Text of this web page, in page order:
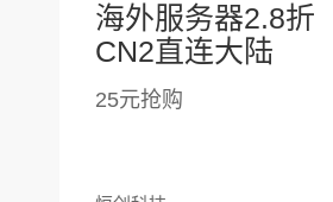
海外服务器2.8折
CN2直连大陆
25元抢购